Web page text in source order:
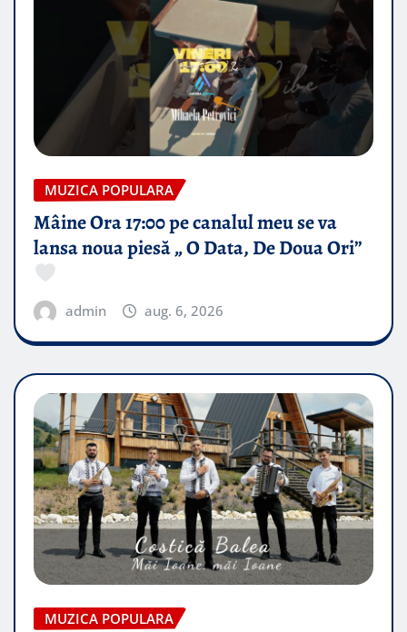
MUZICA POPULARA
Mâine Ora 17:00 pe canalul meu se va
lansa noua piesă „ O Data, De Doua Ori”
admin aug. 6, 2026
MUZICA POPULARA